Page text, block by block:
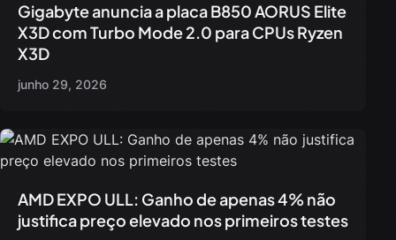
Gigabyte anuncia a placa B850 AORUS Elite
X3D com Turbo Mode 2.0 para CPUs Ryzen
X3D
junho 29, 2026
AMD EXPO ULL: Ganho de apenas 4% não
justifica preço elevado nos primeiros testes